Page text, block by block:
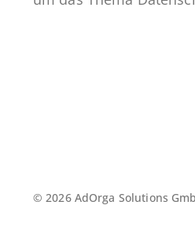
© 2026 AdOrga Solutions